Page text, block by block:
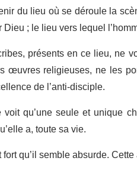
du lieu où se déroule la
; le lieu vers lequel
présents en ce lieu, ne
œuvres religieuses, ne les
de l’anti-disciple.
qu’une seule et unique
a, toute sa vie.
qu’il semble absurde.